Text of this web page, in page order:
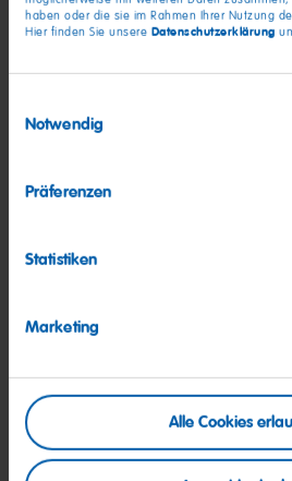
haben oder die sie im Rahmen Ihrer Nutzung
Hier finden Sie unsere Datenschutzerklärung
Notwendig
Präferenzen
Statistiken
Marketing
Alle Cookies
HARIBO im Designer
Designer-Outlet-Straße 1, 7111
Montag bis Mittwoch: 9:00 –